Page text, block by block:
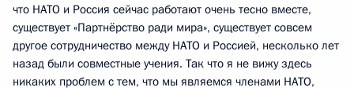
что НАТО и Россия сейчас работают очень тесно вместе,
существует «Партнёрство ради мира», существует совсем
другое сотрудничество между НАТО и Россией, несколько лет
назад были совместные учения. Так что я не вижу здесь
никаких проблем с тем, что мы являемся членами НАТО,